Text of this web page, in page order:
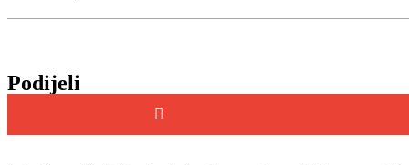
Podijeli